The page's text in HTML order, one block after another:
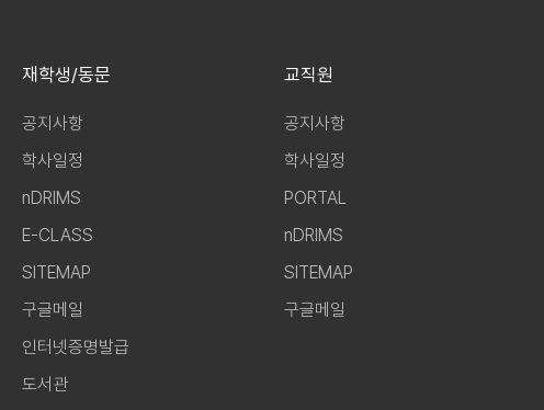
재학생/동문
공지사항
학사일정
nDRIMS
E-CLASS
SITEMAP
구글메일
인터넷증명발급
도서관
교직원
공지사항
학사일정
PORTAL
nDRIMS
SITEMAP
구글메일